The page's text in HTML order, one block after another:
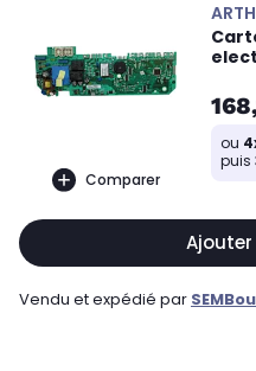
Comparer
ou
puis
Vendu et expédié par